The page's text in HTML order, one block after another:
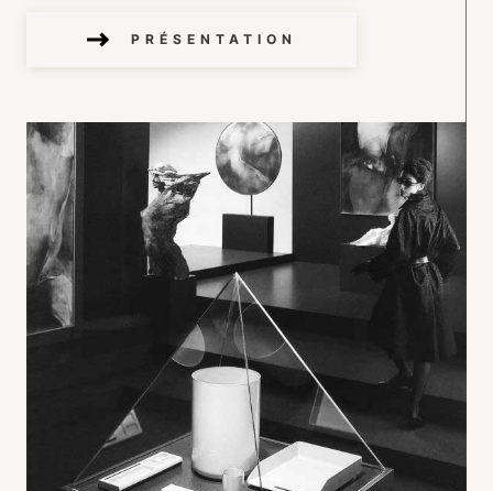
PRÉSENTATION